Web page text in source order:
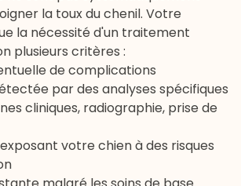
la toux du chenil. Votre
la nécessité d'un traitement
plusieurs critères :
de complications
par des analyses spécifiques
cliniques, radiographie, prise de
votre chien à des risques